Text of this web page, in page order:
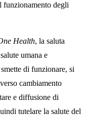
funzionamento degli
Health, la saluta
umana e
di funzionare, si
cambiamento
e diffusione di
tutelare la salute del